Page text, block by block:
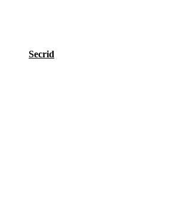
Secrid